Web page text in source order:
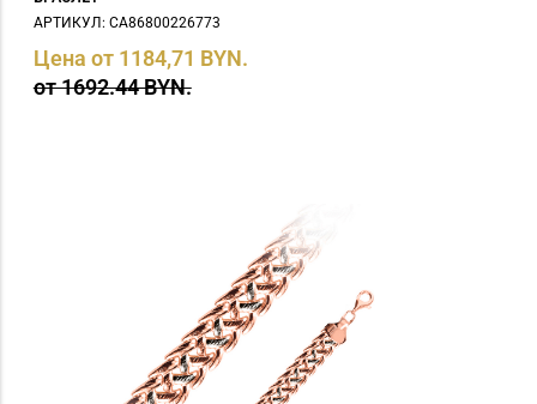
АРТИКУЛ: СA86800226773
Цена от 1184,71 BYN.
от 1692.44 BYN.